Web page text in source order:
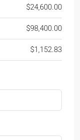
$24,600.00
$98,400.00
$1,152.83